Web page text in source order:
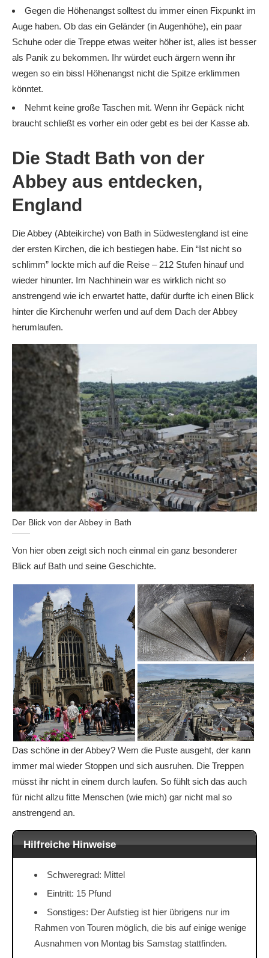
Gegen die Höhenangst solltest du immer einen Fixpunkt im
Auge haben. Ob das ein Geländer (in Augenhöhe), ein paar
Schuhe oder die Treppe etwas weiter höher ist, alles ist besser
als Panik zu bekommen. Ihr würdet euch ärgern wenn ihr
wegen so ein bissl Höhenangst nicht die Spitze erklimmen
könntet.
Nehmt keine große Taschen mit. Wenn ihr Gepäck nicht
braucht schließt es vorher ein oder gebt es bei der Kasse ab.
Die Stadt Bath von der
Abbey aus entdecken,
England
Die Abbey (Abteikirche) von Bath in Südwestengland ist eine
der ersten Kirchen, die ich bestiegen habe. Ein “Ist nicht so
schlimm” lockte mich auf die Reise – 212 Stufen hinauf und
wieder hinunter. Im Nachhinein war es wirklich nicht so
anstrengend wie ich erwartet hatte, dafür durfte ich einen Blick
hinter die Kirchenuhr werfen und auf dem Dach der Abbey
herumlaufen.
Der Blick von der Abbey in Bath
Von hier oben zeigt sich noch einmal ein ganz besonderer
Blick auf Bath und seine Geschichte.
Das schöne in der Abbey? Wem die Puste ausgeht, der kann
immer mal wieder Stoppen und sich ausruhen. Die Treppen
müsst ihr nicht in einem durch laufen. So fühlt sich das auch
für nicht allzu fitte Menschen (wie mich) gar nicht mal so
anstrengend an.
Hilfreiche Hinweise
Schweregrad: Mittel
Eintritt: 15 Pfund
Sonstiges: Der Aufstieg ist hier übrigens nur im
Rahmen von Touren möglich, die bis auf einige wenige
Ausnahmen von Montag bis Samstag stattfinden.